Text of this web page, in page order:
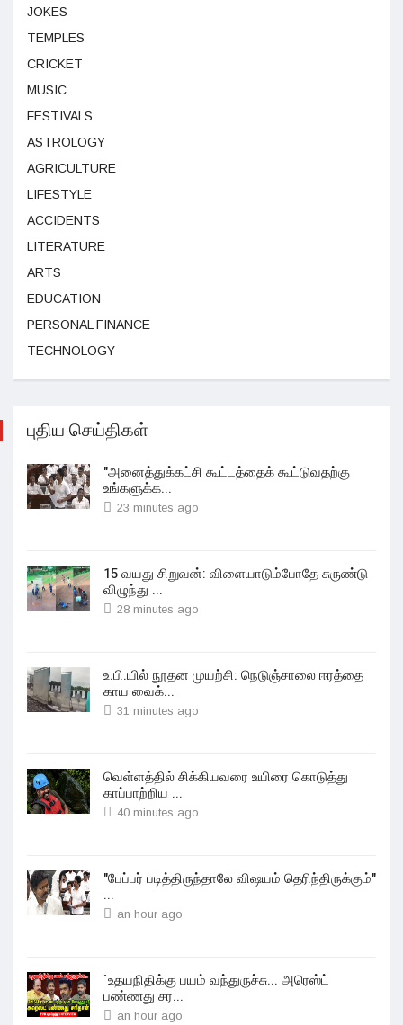
JOKES
TEMPLES
CRICKET
MUSIC
FESTIVALS
ASTROLOGY
AGRICULTURE
LIFESTYLE
ACCIDENTS
LITERATURE
ARTS
EDUCATION
PERSONAL FINANCE
TECHNOLOGY
புதிய செய்திகள்
"அனைத்துக்கட்சி கூட்டத்தைக் கூட்டுவதற்கு
உங்களுக்க...
23 minutes ago
15 வயது சிறுவன்: விளையாடும்போதே சுருண்டு
விழுந்து ...
28 minutes ago
உ.பி.யில் நூதன முயற்சி: நெடுஞ்சாலை ஈரத்தை
காய வைக்...
31 minutes ago
வெள்ளத்தில் சிக்கியவரை உயிரை கொடுத்து
காப்பாற்றிய ...
40 minutes ago
"பேப்பர் படித்திருந்தாலே விஷயம் தெரிந்திருக்கும்"
...
an hour ago
`உதயநிதிக்கு பயம் வந்துருச்சு... அரெஸ்ட்
பண்ணது சர...
an hour ago